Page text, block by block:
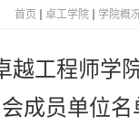
首页 卓工学院 学院概
越工程师学
会成员单位名